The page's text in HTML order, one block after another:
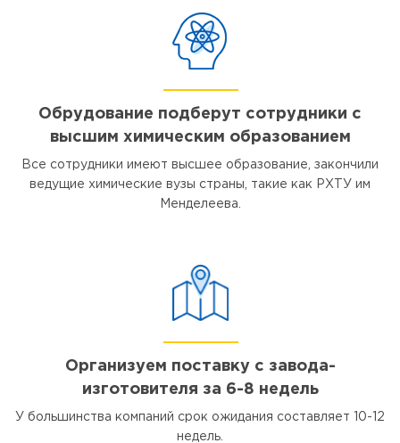
Обрудование подберут сотрудники с
высшим химическим образованием
Все сотрудники имеют высшее образование, закончили
ведущие химические вузы страны, такие как РХТУ им
Менделеева.
Организуем поставку с завода-
изготовителя за 6-8 недель
У большинства компаний срок ожидания составляет 10-12
недель.